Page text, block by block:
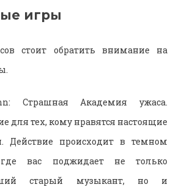
игры
стоит обратить внимание на
Страшная Академия ужаса.
для тех, кому нравятся настоящие
Действие происходит в темном
вас поджидает не только
старый музыкант, но и